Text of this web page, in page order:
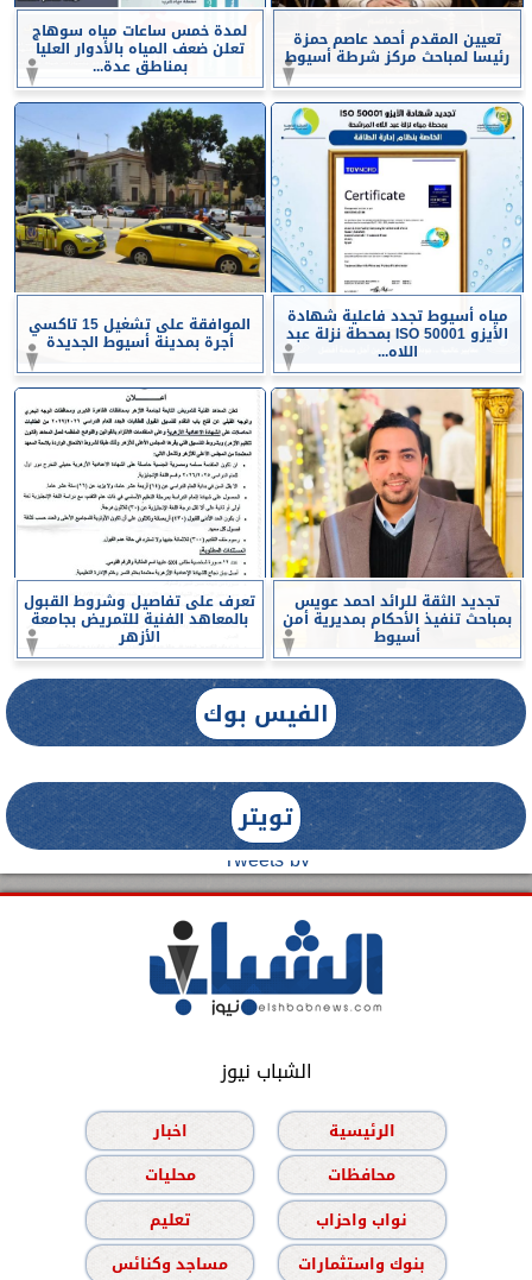
تعيين المقدم أحمد عاصم حمزة
رئيسا لمباحث مركز شرطة أسيوط
لمدة خمس ساعات مياه سوهاج
تعلن ضعف المياه بالأدوار العليا
بمناطق عدة...
مياه أسيوط تجدد فاعلية شهادة
الأيزو ISO 50001 بمحطة نزلة عبد
اللاه...
الموافقة على تشغيل 15 تاكسي
أجرة بمدينة أسيوط الجديدة
تجديد الثقة للرائد احمد عويس
بمباحث تنفيذ الأحكام بمديرية أمن
أسيوط
تعرف على تفاصيل وشروط القبول
بالمعاهد الفنية للتمريض بجامعة
الأزهر
الفيس بوك
تويتر
Tweets by
الشباب نيوز
الرئيسية
اخبار
محافظات
محليات
نواب واحزاب
تعليم
بنوك واستثمارات
مساجد وكنائس